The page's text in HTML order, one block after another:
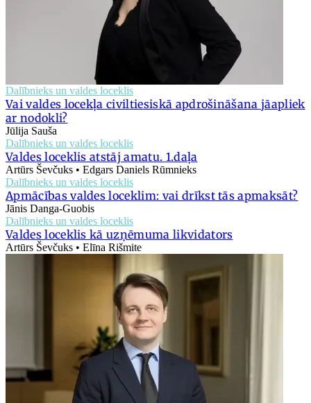
Dalībnieks un valdes loceklis
Vai valdes locekļa civiltiesiskā apdrošināšana jāapliek
ar nodokli?
Jūlija Sauša
Dalībnieks un valdes loceklis
Valdes loceklis atstāj amatu. 1.daļa
Artūrs Ševčuks • Edgars Daniels Rūmnieks
Dalībnieks un valdes loceklis
Apmācības valdes loceklim: vai drīkst tās apmaksāt?
Jānis Danga-Guobis
Dalībnieks un valdes loceklis
Valdes loceklis kā uzņēmuma likvidators
Artūrs Ševčuks • Elīna Rišmite